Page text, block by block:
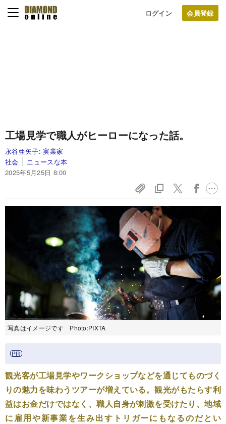
ログイン
工場見学で職人がヒーローになった話。
永谷亜矢子:実業家
社会
ニュースな本
2025年5月25日 8:00
写真はイメージです Photo:PIXTA
観光客が工場見学やワークショップなどを通じてものづく
りの魅力を味わうツアーが増えている。観光がもたらす利
益はお金だけではなく、職人自身が刺激を受けたり、地域
に雇用や新事業を生み出すトリガーにもなるのだとい